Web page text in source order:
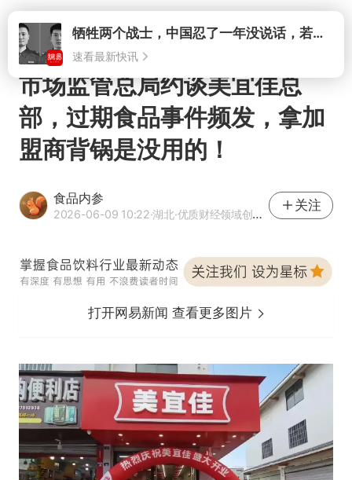
打开
市场监管总局约谈美宜佳总
部，过期食品事件频发，拿加
盟商背锅是没用的！
食品内参
2026-06-09 10:22·湖北·优质财经领域创作者
关注
打开网易新闻 查看更多图片